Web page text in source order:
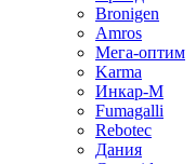
Bronigen
Amros
Мега-оптим
Karma
Инкар-М
Fumagalli
Rebotec
Дания